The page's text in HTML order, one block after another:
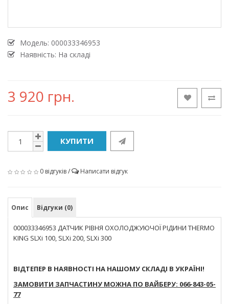
Модель: 000033346953
Наявність: На складі
3 920 грн.
КУПИТИ
0 відгуків/ Написати відгук
Опис Відгуки (0)
000033346953 ДАТЧИК РІВНЯ ОХОЛОДЖУЮЧОЇ РІДИНИ THERMO
KING SLXi 100, SLXi 200, SLXi 300
ВІДТЕПЕР В НАЯВНОСТІ НА НАШОМУ СКЛАДІ В УКРАЇНІ!
ЗАМОВИТИ ЗАПЧАСТИНУ МОЖНА ПО ВАЙБЕРУ: 066-843-05-
77